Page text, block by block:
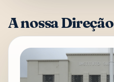
A nossa Direção